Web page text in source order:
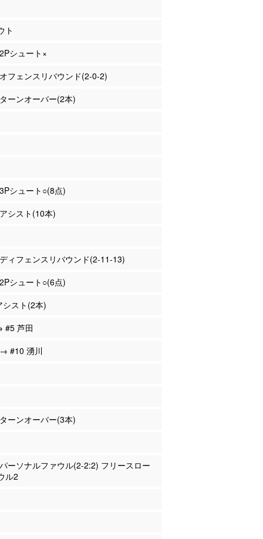
ト
シュート×
フェンスリバウンド(2-0-2)
ーンオーバー(2本)
シュート○(8点)
シスト(10本)
ィフェンスリバウンド(2-11-13)
シュート○(6点)
スト(2本)
#5 芦田
#10 湧川
ーンオーバー(3本)
ーソナルファウル(2-2:2) フリースロー
ル2